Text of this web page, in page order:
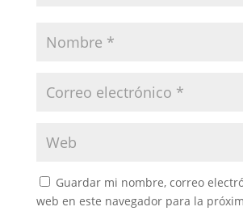
Guardar mi nombre, correo
web en este navegador para la